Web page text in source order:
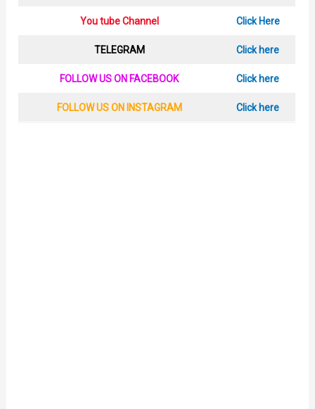
You tube Channel Click Here
TELEGRAM Click here
FOLLOW US ON FACEBOOK Click here
FOLLOW US ON INSTAGRAM Click here